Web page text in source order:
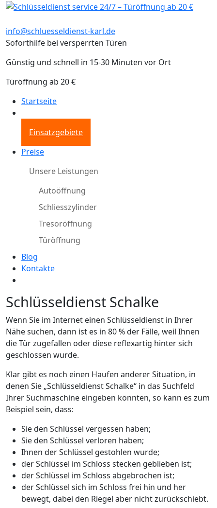
info@schluesseldienst-karl.de
Soforthilfe bei versperrten Türen
Günstig und schnell in 15-30 Minuten vor Ort
Türöffnung ab 20 €
Startseite
Einsatzgebiete
Preise
Unsere Leistungen
Autoöffnung
Schliesszylinder
Tresoröffnung
Türöffnung
Blog
Kontakte
Schlüsseldienst Schalke
Wenn Sie im Internet einen Schlüsseldienst in Ihrer
Nähe suchen, dann ist es in 80 % der Fälle, weil Ihnen
die Tür zugefallen oder diese reflexartig hinter sich
geschlossen wurde.
Klar gibt es noch einen Haufen anderer Situation, in
denen Sie „Schlüsseldienst Schalke“ in das Suchfeld
Ihrer Suchmaschine eingeben könnten, so kann es zum
Beispiel sein, dass:
Sie den Schlüssel vergessen haben;
Sie den Schlüssel verloren haben;
Ihnen der Schlüssel gestohlen wurde;
der Schlüssel im Schloss stecken geblieben ist;
der Schlüssel im Schloss abgebrochen ist;
der Schlüssel sich im Schloss frei hin und her
bewegt, dabei den Riegel aber nicht zurückschiebt.